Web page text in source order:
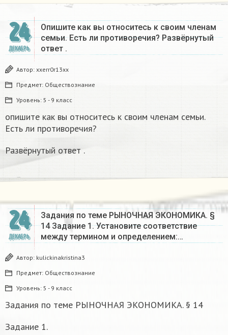
24
ДЕКАБРЬ
Опишите как вы относитесь к своим членам
семьи. Есть ли противоречия? Развёрнутый
ответ .
Автор: xxerr0r13xx
Предмет: Обществознание
Уровень: 5 - 9 класс
опишите как вы относитесь к своим членам семьи.
Есть ли противоречия?
Развёрнутый ответ .
24
ДЕКАБРЬ
Задания по теме РЫНОЧНАЯ ЭКОНОМИКА. §
14 Задание 1. Установите соответствие
между термином и определением:…
Автор: kulickinakristina3
Предмет: Обществознание
Уровень: 5 - 9 класс
Задания по теме РЫНОЧНАЯ ЭКОНОМИКА. § 14
Задание 1.